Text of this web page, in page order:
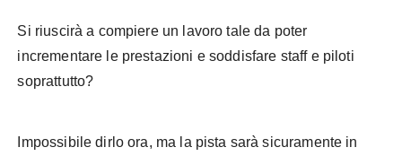
Si riuscirà a compiere un lavoro tale da poter
incrementare le prestazioni e soddisfare staff e piloti
soprattutto?
Impossibile dirlo ora, ma la pista sarà sicuramente in